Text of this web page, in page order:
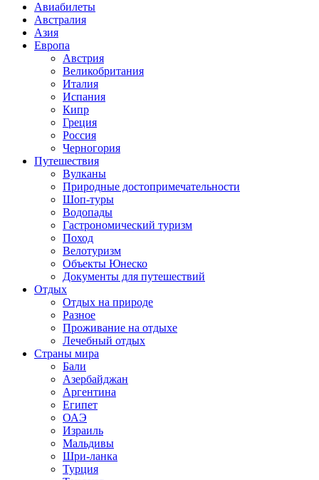
Авиабилеты
Австралия
Азия
Европа
Австрия
Великобритания
Италия
Испания
Кипр
Греция
Россия
Черногория
Путешествия
Вулканы
Природные достопримечательности
Шоп-туры
Водопады
Гастрономический туризм
Поход
Велотуризм
Объекты Юнеско
Документы для путешествий
Отдых
Отдых на природе
Разное
Проживание на отдыхе
Лечебный отдых
Страны мира
Бали
Азербайджан
Аргентина
Египет
ОАЭ
Израиль
Мальдивы
Шри-ланка
Турция